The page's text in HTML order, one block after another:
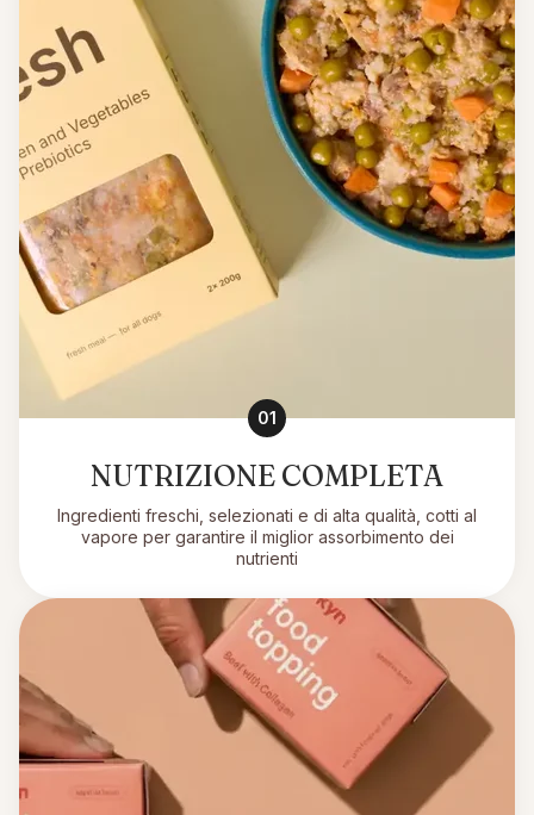
01
NUTRIZIONE COMPLETA
Ingredienti freschi, selezionati e di alta qualità, cotti al
vapore per garantire il miglior assorbimento dei
nutrienti